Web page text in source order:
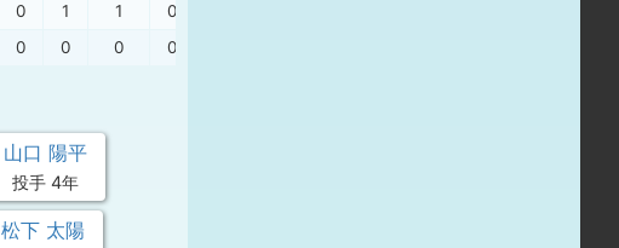
0 1 1 0
0 0 0 0
山口 陽平
投手 4年
松下 太陽